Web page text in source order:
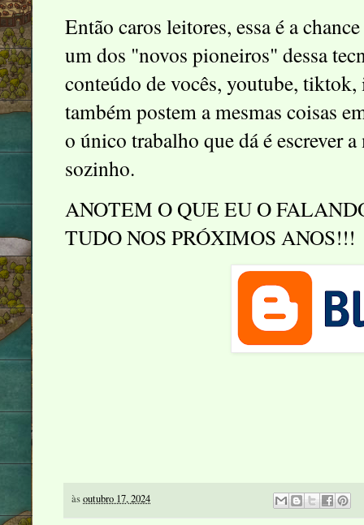
Então caros leitores, essa é a
um dos "novos pioneiros" dessa
conteúdo de vocês, youtube,
também postem a mesmas coisas
o único trabalho que dá é escrever
sozinho.
ANOTEM O QUE EU O
TUDO NOS PRÓXIMOS ANOS!!!
àsoutubro 17, 2024